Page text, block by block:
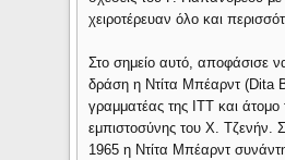
χειροτέρευαν όλο και
Στο σημείο αυτό, αποφάσισε
δράση η Ντίτα Μπέαρντ (Dita
γραμματέας της ITT και άτομο
εμπιστοσύνης του Χ. Τζενήν.
1965 η Ντίτα Μπέαρντ